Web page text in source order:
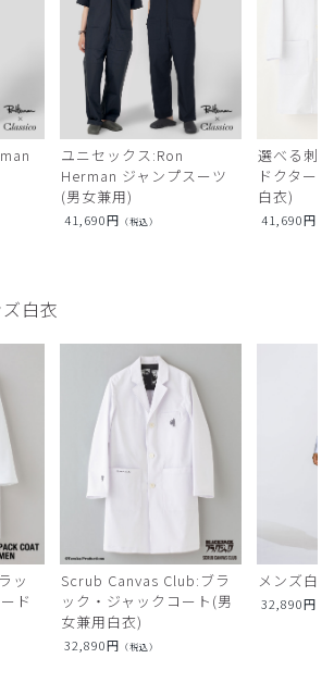
ユニセックス:Ron
Herman ジャンプスーツ
(男女兼用)
41,690円 （税込）
選べる刺
ドクター
白衣)
41,690円
白衣
ッ
ド
Scrub Canvas Club:ブラ
ック・ジャックコート(男
女兼用白衣)
32,890円 （税込）
メンズ白
32,890円